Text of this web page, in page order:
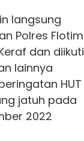
langsung
Polres Flotim
dan diikuti
lainnya
HUT
jatuh pada
2022